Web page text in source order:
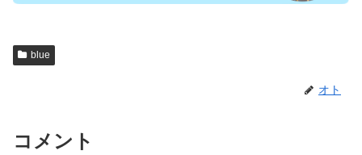
blue
オト
コメント